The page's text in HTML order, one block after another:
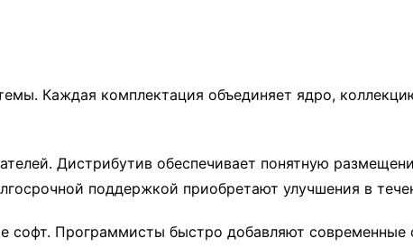
Каждая комплектация объединяет ядро,
Дистрибутив обеспечивает понятную
поддержкой приобретают улучшения в
софт. Программисты быстро добавляют современные